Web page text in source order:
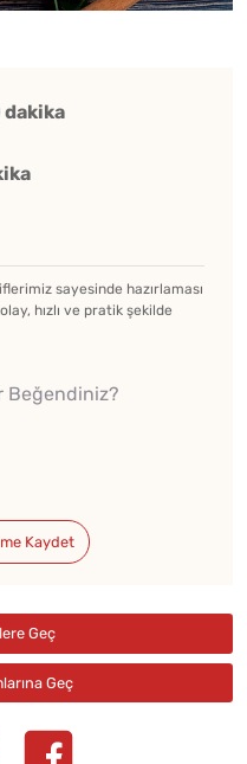
dakika
sayesinde hazırlaması
hızlı ve pratik şekilde
Beğendiniz?